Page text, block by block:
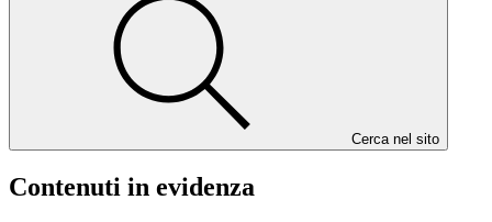
Cerca nel sito
Contenuti in evidenza